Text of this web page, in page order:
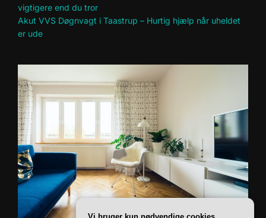
vigtigere end du tror
Akut VVS Døgnvagt i Taastrup – Hurtig hjælp når uheldet
er ude